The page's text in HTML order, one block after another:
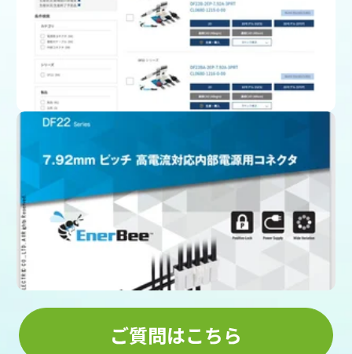
製品一覧ページ
(スペック、図面、3D CAD)
カタログをダウンロード